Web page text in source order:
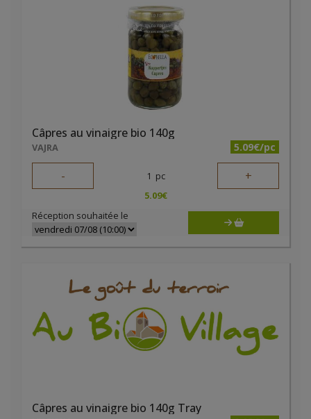
Câpres au vinaigre bio 140g
VAJRA 5.09€/pc
- 1 pc +
5.09€
Réception souhaitée le
Câpres au vinaigre bio 140g Tray